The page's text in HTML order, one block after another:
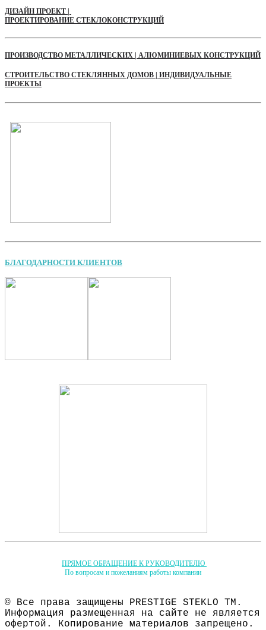
ДИЗАЙН ПРОЕКТ |
ПРОЕКТИРОВАНИЕ СТЕКЛОКОНСТРУКЦИЙ
ПРОИЗВОДСТВО МЕТАЛЛИЧЕСКИХ | АЛЮМИНИЕВЫХ КОНСТРУКЦИЙ
СТРОИТЕЛЬСТВО СТЕКЛЯННЫХ ДОМОВ | ИНДИВИДУАЛЬНЫЕ
ПРОЕКТЫ
БЛАГОДАРНОСТИ КЛИЕНТОВ
ПРЯМОЕ ОБРАЩЕНИЕ К РУКОВОДИТЕЛЮ
По вопросам и пожеланиям работы компании
© Все права защищены PRESTIGE STEKLO ТМ.
Информация размещенная на сайте не является
офертой. Копирование материалов запрещено.